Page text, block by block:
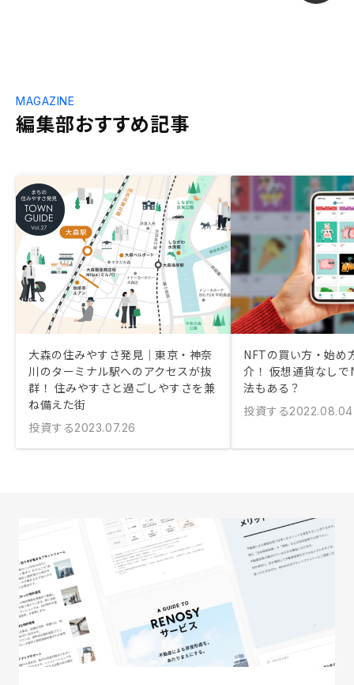
編集部おすすめ記事
MAGAZINE
大森の住みやすさ発見｜東京・神奈
川のターミナル駅へのアクセスが抜
群！ 住みやすさと過ごしやすさを兼
ね備えた街
投資する2023.07.26
NFTの買い方・始め
介！ 仮想通貨なし
法もある？
投資する2022.08.04